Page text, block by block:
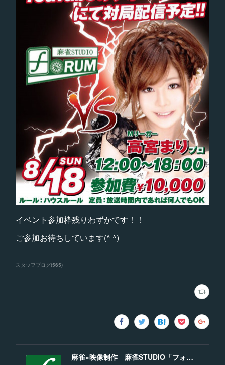
イベント参加枠残りわずかです！！
ご参加お待ちしています(^ ^)
スタッフブログ(565)
麻雀×映像制作 麻雀STUDIO「フォーラム」福岡